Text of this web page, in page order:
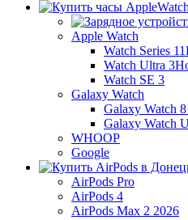
Apple Watch
Watch Series 11
Watch Ultra 3
Watch SE 3
Galaxy Watch
Galaxy Watch
Galaxy Watch
WHOOP
Google
AirPods Pro
AirPods 4
AirPods Max 2 2026